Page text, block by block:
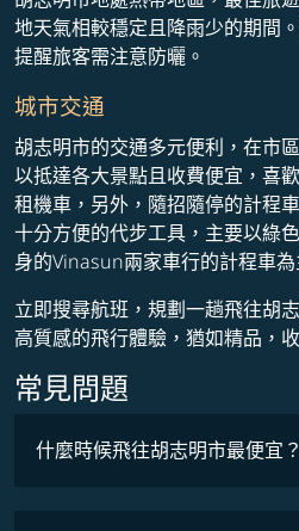
地天氣相較穩定且降雨少的期間
提醒旅客需注意防曬。
城市交通
胡志明市的交通多元便利，在市
以抵達各大景點且收費便宜，喜
租機車，另外，隨招隨停的計程
十分方便的代步工具，主要以綠
身的Vinasun兩家車行的計程車為
立即搜尋航班，規劃一趟飛往胡
高質感的飛行體驗，猶如精品，
常見問題
什麼時候飛往胡志明市最便宜？